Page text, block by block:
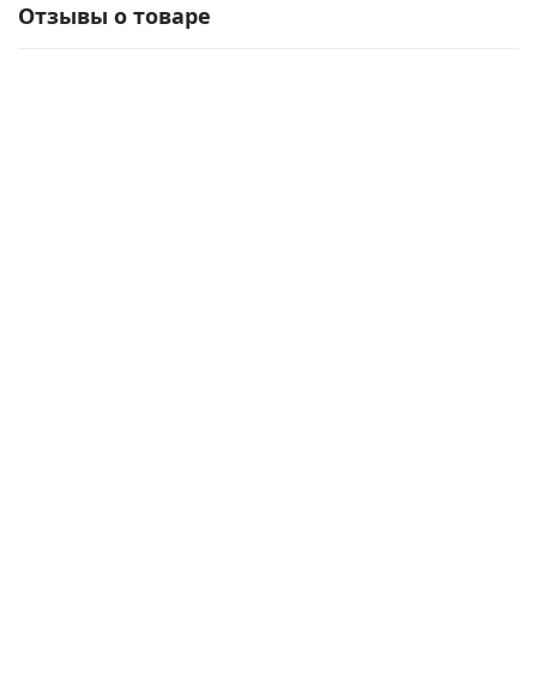
Отзывы о товаре